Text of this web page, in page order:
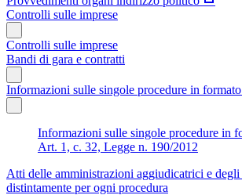
Controlli sulle imprese
Controlli sulle imprese
Bandi di gara e contratti
Informazioni sulle singole procedure in
Informazioni sulle singole procedure in
Art. 1, c. 32, Legge n. 190/2012
Atti delle amministrazioni aggiudicatrici e
distintamente per ogni procedura